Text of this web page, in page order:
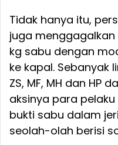
Tidak hanya itu,
juga menggagalkan
kg sabu dengan
ke kapal. Sebanyak
ZS, MF, MH dan HP
aksinya para
bukti sabu dalam
seolah-olah berisi